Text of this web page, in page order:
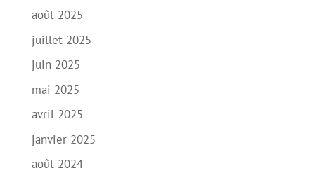
août 2025
juillet 2025
juin 2025
mai 2025
avril 2025
janvier 2025
août 2024